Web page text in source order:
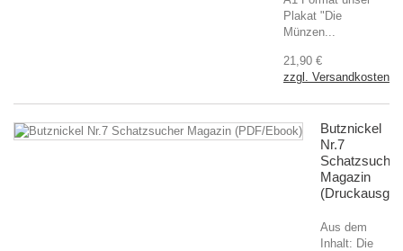
Plakat "Die
Münzen...
21,90 €
zzgl. Versandkosten
Butznickel
Nr.7
Schatzsucher
Magazin
Aus dem
Inhalt: Die